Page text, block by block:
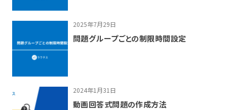
2025年7月29日
問題グループごとの制限時間設定
2024年1月31日
動画回答式問題の作成方法